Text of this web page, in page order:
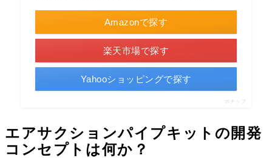
Amazonで探す
楽天市場で探す
Yahooショッピングで探す
ポチップ
エアサクションパイプキットの開発
コンセプトは何か？